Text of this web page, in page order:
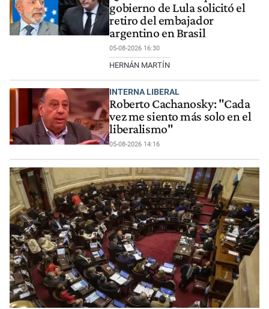
gobierno de Lula solicitó el
retiro del embajador
argentino en Brasil
05-08-2026 16:30
HERNÁN MARTÍN
INTERNA LIBERAL
Roberto Cachanosky: "Cada
vez me siento más solo en el
liberalismo"
05-08-2026 14:16